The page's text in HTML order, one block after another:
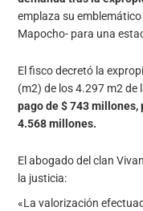
emplaza su
Mapocho- para una
El fisco decretó la
(m2) de los 4.297 m2
pago de $ 743
4.568 millones.
El abogado del clan
la justicia:
«La valorización